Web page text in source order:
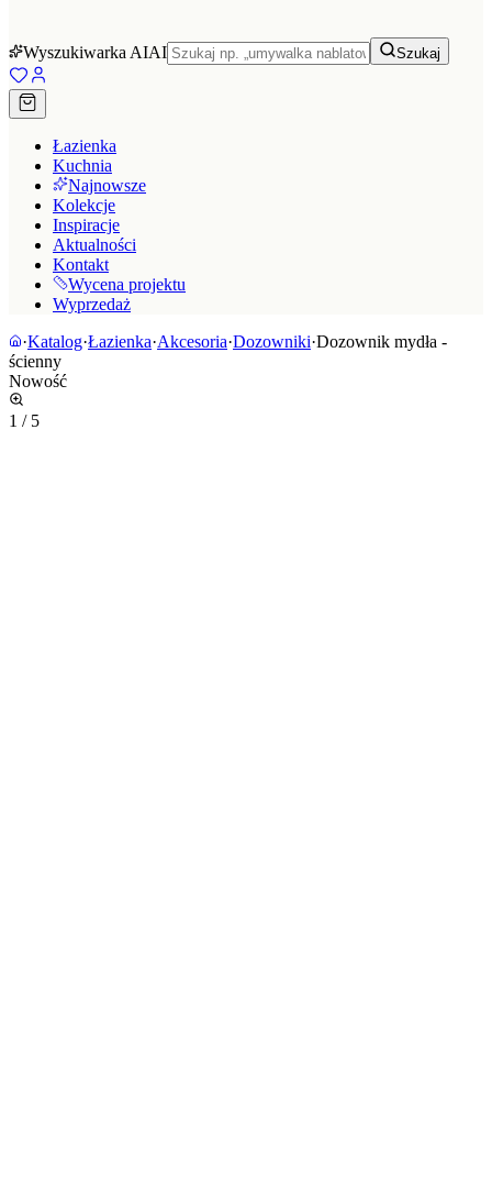
Wyszukiwarka AIAI Szukaj
Łazienka
Kuchnia
Najnowsze
Kolekcje
Inspiracje
Aktualności
Kontakt
Wycena projektu
Wyprzedaż
·Katalog·Łazienka·Akcesoria·Dozowniki·Dozownik mydła -
ścienny
Nowość
1 / 5